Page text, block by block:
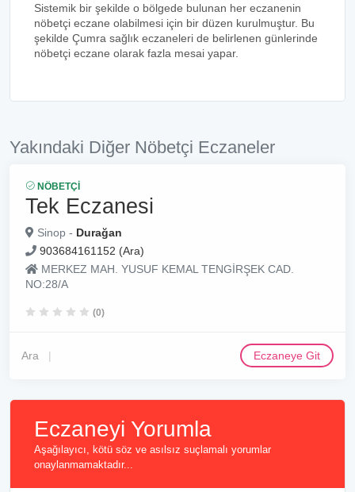
Sistemik bir şekilde o bölgede bulunan her eczanenin
nöbetçi eczane olabilmesi için bir düzen kurulmuştur. Bu
şekilde Çumra sağlık eczaneleri de belirlenen günlerinde
nöbetçi eczane olarak fazla mesai yapar.
Yakındaki Diğer Nöbetçi Eczaneler
NÖBETÇI
Tek Eczanesi
Sinop - Durağan
903684161152 (Ara)
MERKEZ MAH. YUSUF KEMAL TENGİRŞEK CAD.
NO:28/A
(0)
Ara Eczaneye Git
Eczaneyi Yorumla
Aşağılayıcı, kötü söz ve asılsız suçlamalı yorumlar
onaylanmamaktadır...